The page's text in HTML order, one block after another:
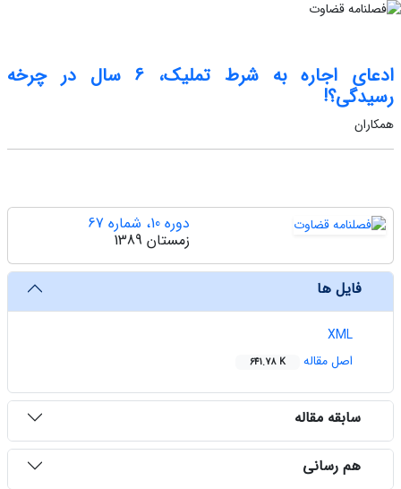
ادعای اجاره به شرط تملیک، 6 سال در چرخه
رسیدگی؟!
همکاران
دوره 10، شماره 67
زمستان 1389
فایل ها
XML
اصل مقاله
641.78 K
سابقه مقاله
هم رسانی